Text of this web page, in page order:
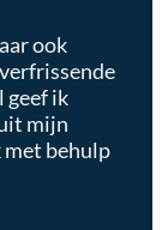
ook
geef ik
mijn
met behulp